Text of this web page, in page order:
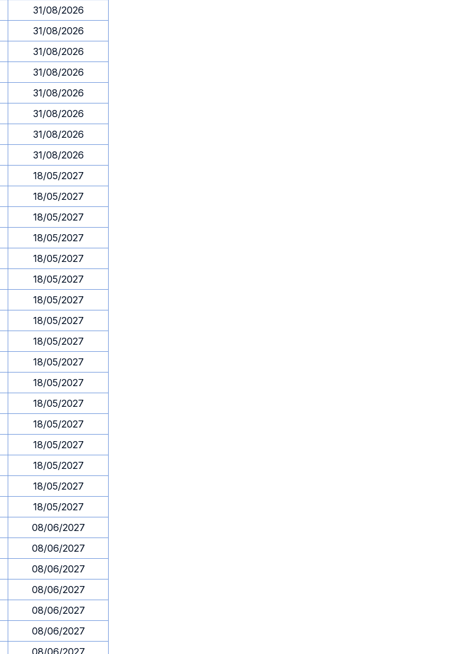
31/08/2026
31/08/2026
31/08/2026
31/08/2026
31/08/2026
31/08/2026
31/08/2026
31/08/2026
18/05/2027
18/05/2027
18/05/2027
18/05/2027
18/05/2027
18/05/2027
18/05/2027
18/05/2027
18/05/2027
18/05/2027
18/05/2027
18/05/2027
18/05/2027
18/05/2027
18/05/2027
18/05/2027
18/05/2027
08/06/2027
08/06/2027
08/06/2027
08/06/2027
08/06/2027
08/06/2027
08/06/2027